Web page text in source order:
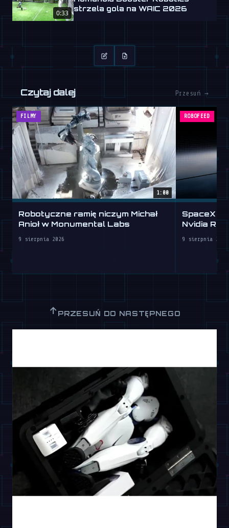
0:33
strzela gola na WAIC 2026
Czytaj dalej Przesuń →
FILMY
1:00
Robotyczne ramię niczym Michał
Anioł w Monumental Labs
9 sierpnia 2026
ROBOFEED
SpaceX
Nvidia
9 sierpnia 2026
↑PRZESUŃ DO NASTĘPNEGO